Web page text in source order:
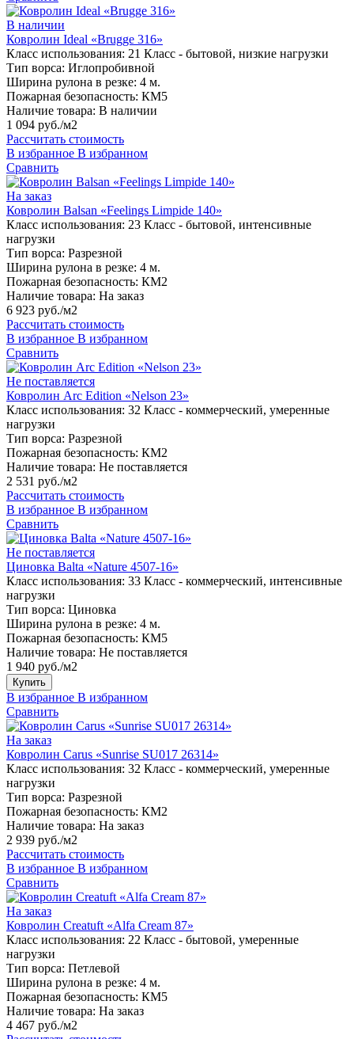
В наличии
Ковролин Ideal «Brugge 316»
Класс использования: 21 Класс - бытовой, низкие нагрузки
Тип ворса: Иглопробивной
Ширина рулона в резке: 4 м.
Пожарная безопасность: КМ5
Наличие товара: В наличии
1 094 руб./м2
Рассчитать стоимость
В избранное В избранном
Сравнить
На заказ
Ковролин Balsan «Feelings Limpide 140»
Класс использования: 23 Класс - бытовой, интенсивные
нагрузки
Тип ворса: Разрезной
Ширина рулона в резке: 4 м.
Пожарная безопасность: КМ2
Наличие товара: На заказ
6 923 руб./м2
Рассчитать стоимость
В избранное В избранном
Сравнить
Не поставляется
Ковролин Arc Edition «Nelson 23»
Класс использования: 32 Класс - коммерческий, умеренные
нагрузки
Тип ворса: Разрезной
Пожарная безопасность: КМ2
Наличие товара: Не поставляется
2 531 руб./м2
Рассчитать стоимость
В избранное В избранном
Сравнить
Не поставляется
Циновка Balta «Nature 4507-16»
Класс использования: 33 Класс - коммерческий, интенсивные
нагрузки
Тип ворса: Циновка
Ширина рулона в резке: 4 м.
Пожарная безопасность: КМ5
Наличие товара: Не поставляется
1 940 руб./м2
Купить
В избранное В избранном
Сравнить
На заказ
Ковролин Carus «Sunrise SU017 26314»
Класс использования: 32 Класс - коммерческий, умеренные
нагрузки
Тип ворса: Разрезной
Пожарная безопасность: КМ2
Наличие товара: На заказ
2 939 руб./м2
Рассчитать стоимость
В избранное В избранном
Сравнить
На заказ
Ковролин Creatuft «Alfa Cream 87»
Класс использования: 22 Класс - бытовой, умеренные
нагрузки
Тип ворса: Петлевой
Ширина рулона в резке: 4 м.
Пожарная безопасность: КМ5
Наличие товара: На заказ
4 467 руб./м2